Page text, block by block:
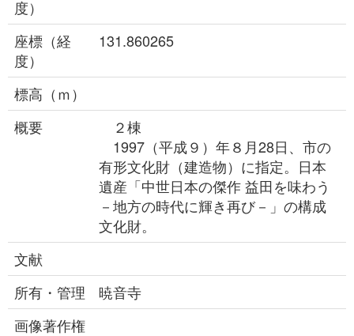
度）
座標（経
度）
131.860265
標高（ｍ）
概要
２棟
1997（平成９）年８月28日、市の
有形文化財（建造物）に指定。日本
遺産「中世日本の傑作 益田を味わう
－地方の時代に輝き再び－」の構成
文化財。
文献
所有・管理
暁音寺
画像著作権